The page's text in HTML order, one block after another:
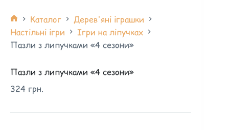
Каталог
Дерев'яні іграшки
Настільні ігри
Ігри на ліпучках
Пазли з липучками «4 сезони»
Пазли з липучками «4 сезони»
324 грн.